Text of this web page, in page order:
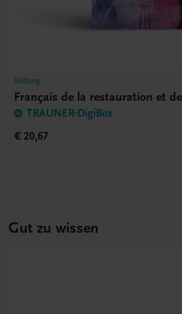
Bildung
Français de la restauration et
TRAUNER-DigiBox
€ 20,67
Gut zu wissen